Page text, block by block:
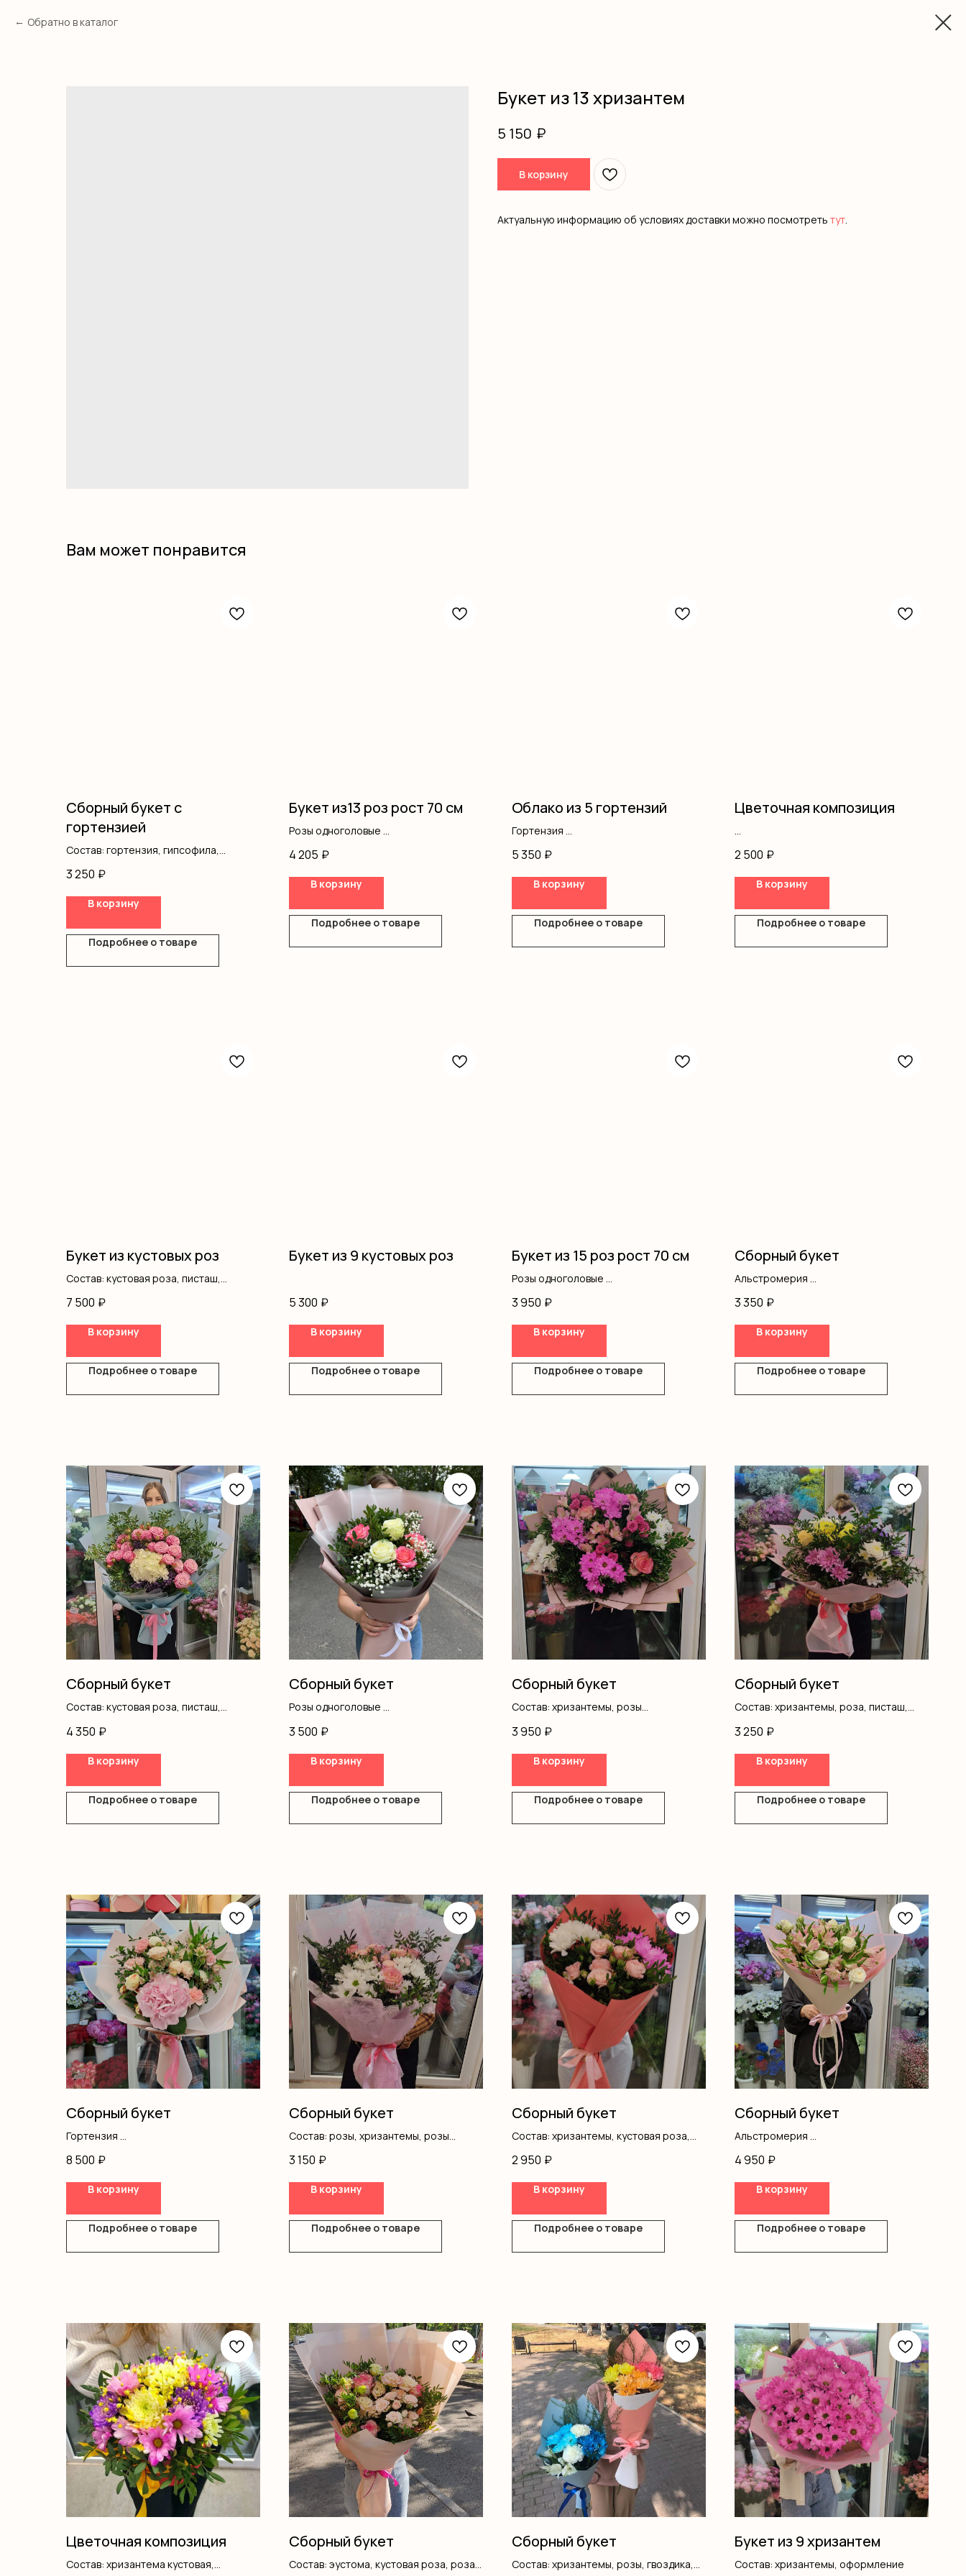
Обратно в каталог
Букет из 13 хризантем
5 150 ₽
В корзину
Актуальную информацию об условиях доставки можно посмотреть тут
Вам может понравится
Сборный букет с
гортензией
Состав: гортензия, гипсофила,
3 250 ₽
В корзину
Подробнее о товаре
Букет из13 роз рост 70 см
Розы одноголовые
4 205 ₽
В корзину
Подробнее о товаре
Облако из 5 гортензий
Гортензия
5 350 ₽
В корзину
Подробнее о товаре
Цветочная композиция
Розы одноголовые
Хризантемы
Гипсофила
Эустома
Кустовая роза
Сумочка
2 500 ₽
В корзину
Подробнее о товаре
Букет из кустовых роз
Состав: кустовая роза, писташ,
7 500 ₽
В корзину
Подробнее о товаре
Букет из 9 кустовых роз
5 300 ₽
В корзину
Подробнее о товаре
Букет из 15 роз рост 70 см
Розы одноголовые
3 950 ₽
В корзину
Подробнее о товаре
Сборный букет
Альстромерия
Эустома
Розы одноголовые
Оформление
3 350 ₽
В корзину
Подробнее о товаре
Сборный букет
Состав: кустовая роза, писташ,
4 350 ₽
В корзину
Подробнее о товаре
Сборный букет
Розы одноголовые
Писташ
Оформление
3 500 ₽
В корзину
Подробнее о товаре
Сборный букет
Состав: хризантемы, розы
альстромерия, оформление
3 950 ₽
В корзину
Подробнее о товаре
Сборный букет
Состав: хризантемы, роза, писташ,
3 250 ₽
В корзину
Подробнее о товаре
Сборный букет
Гортензия
Альстромерия
Диантус
Кустовая роза
Оформление
8 500 ₽
В корзину
Подробнее о товаре
Сборный букет
Состав: розы, хризантемы, розы
3 150 ₽
В корзину
Подробнее о товаре
Сборный букет
Состав: хризантемы, кустовая роза,
2 950 ₽
В корзину
Подробнее о товаре
Сборный букет
Альстромерия
Оформление
4 950 ₽
В корзину
Подробнее о товаре
Цветочная композиция
Состав: хризантема кустовая,
Сборный букет
Состав: эустома, кустовая роза, роза
Сборный букет
Состав: хризантемы, розы, гвоздика,
Букет из 9 хризантем
Состав: хризантемы, оформление